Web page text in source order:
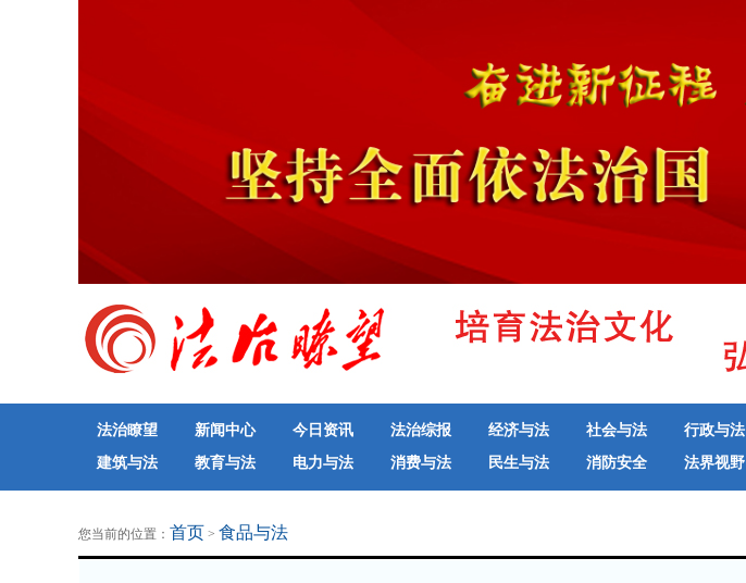
法治瞭望 新闻中心 今日资讯 法治综报 经济与法 社会与法 行政与法
建筑与法
教育与法 电力与法 消费与法 民生与法 消防安全 法界视野
地方法治联播
律师律所
您当前的位置： 首页 > 食品与法